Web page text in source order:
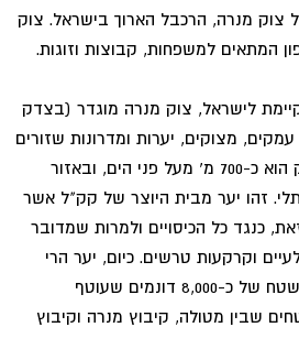
צוק מנרה, הרכבל הארוך בישראל. צוק
המתאים למשפחות, קבוצות וזוגות.
לישראל, צוק מנרה מוגדר (בצדק
מצוקים, יערות ומדרונות שזורים
בערבוביה. גובהו של הצוק הוא כ-700 מ' מעל פני הים, ובאזור
זהו יער מבית היוצר של קק"ל אשר
לפני כ-65 שנה. זאת, כנגד כל הכיסויים ולמרות שמדובר
וקרקעות טרשים. כיום, יער הרי
נפתלי הוא יער אורנים על שטח של כ-8,000 דונמים שעוטף
שבין מטולה, קיבוץ מנרה וקיבוץ